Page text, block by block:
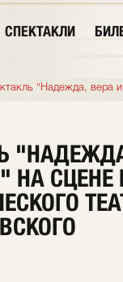
СПЕКТАКЛИ
"Надежда, вера
НА СЦЕНЕ